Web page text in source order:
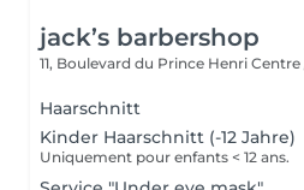
jack’s barbershop
11, Boulevard du Prince Henri Centre
Haarschnitt
Kinder Haarschnitt (-12 Jahre)
Uniquement pour enfants < 12 ans.